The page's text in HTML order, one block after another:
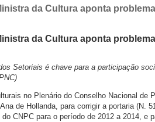
da Cultura aponta
da Cultura aponta
Setoriais é chave para a participação
no Plenário do Conselho Nacional de
de Hollanda, para corrigir a portaria (N.
CNPC para o período de 2012 a 2014, e